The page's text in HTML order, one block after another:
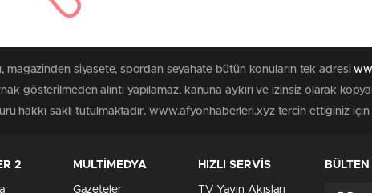
magazinden siyasete, spordan seyahate bütün konuların tek adresi
gösterilmeden alıntı yapılamaz, kanuna aykırı ve izinsiz olarak
hakkı saklı tutulmaktadır. www.afyonhaberleri.xyz tercih ettiğiniz
2 MULTİMEDYA
Gazeteler
HIZLI SERVİS
TV Yayın Akışları